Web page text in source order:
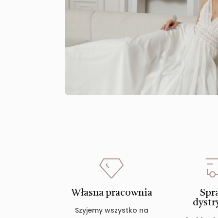
Własna pracownia
Szyjemy wszystko na